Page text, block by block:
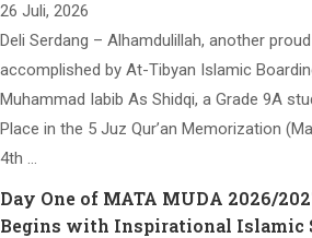
26 Juli, 2026
Deli Serdang – Alhamdulillah, another
accomplished by At-Tibyan Islamic
Muhammad Iabib As Shidqi, a Grade 9A
Place in the 5 Juz Qur’an Memorization
4th …
Day One of MATA MUDA 2026/
Begins with Inspirational Islamic